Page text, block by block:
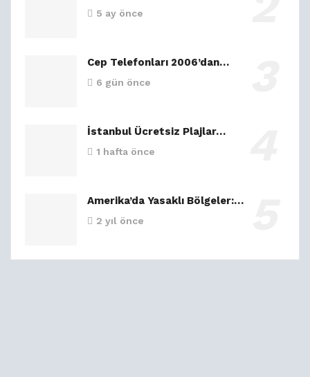
5 ay önce
Cep Telefonları 2006’dan…
6 gün önce
İstanbul Ücretsiz Plajlar…
1 hafta önce
Amerika’da Yasaklı Bölgeler:…
2 yıl önce